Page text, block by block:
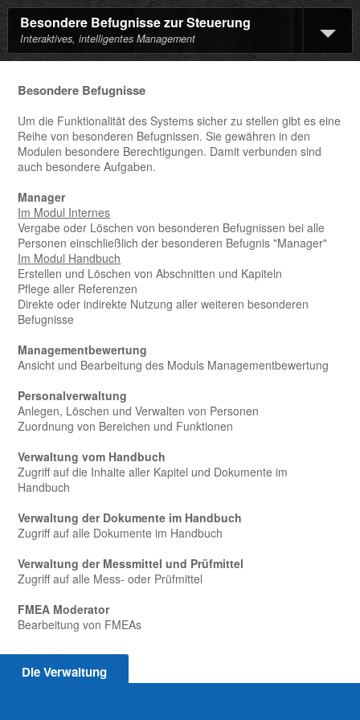
Besondere Befugnisse zur Steuerung
Interaktives, intelligentes Management
Besondere Befugnisse
Um die Funktionalität des Systems sicher zu stellen gibt es eine
Reihe von besonderen Befugnissen. Sie gewähren in den
Modulen besondere Berechtigungen. Damit verbunden sind
auch besondere Aufgaben.
Manager
Im Modul Internes
Vergabe oder Löschen von besonderen Befugnissen bei alle
Personen einschließlich der besonderen Befugnis "Manager"
Im Modul Handbuch
Erstellen und Löschen von Abschnitten und Kapiteln
Pflege aller Referenzen
Direkte oder indirekte Nutzung aller weiteren besonderen
Befugnisse
Managementbewertung
Ansicht und Bearbeitung des Moduls Managementbewertung
Personalverwaltung
Anlegen, Löschen und Verwalten von Personen
Zuordnung von Bereichen und Funktionen
Verwaltung vom Handbuch
Zugriff auf die Inhalte aller Kapitel und Dokumente im
Handbuch
Verwaltung der Dokumente im Handbuch
Zugriff auf alle Dokumente im Handbuch
Verwaltung der Messmittel und Prüfmittel
Zugriff auf alle Mess- oder Prüfmittel
FMEA Moderator
Bearbeitung von FMEAs
Die Verwaltung